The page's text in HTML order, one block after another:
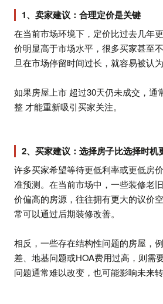
1、卖家建议：合理定价是关键
在当前市场环境下，定价比过去几年
价明显高于市场水平，很多买家甚至
旦在市场停留时间过长，就容易被认为
如果房屋上市 超过30天仍未成交，通
整 才能重新吸引买家关注。
2、买家建议：选择房子比选择时机
许多买家希望等待更低利率或更低房
准预测。在当前市场中，一些装修老
价偏高的房源，往往拥有更大的议价
常可以通过后期装修改善。
相反，一些存在结构性问题的房屋，
差、地基问题或HOA费用过高，则需
问题通常难以改变，也可能影响未来转